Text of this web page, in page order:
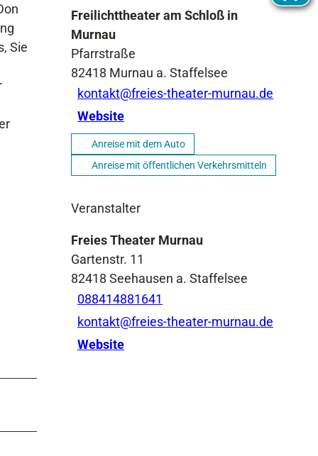
Sie
Freilichttheater am Schloß in
Murnau
Pfarrstraße
82418 Murnau a. Staffelsee
kontakt@freies-theater-murnau.de
Website
Anreise mit dem Auto
Anreise mit öffentlichen Verkehrsmitteln
Veranstalter
Freies Theater Murnau
Gartenstr. 11
82418 Seehausen a. Staffelsee
088414881641
kontakt@freies-theater-murnau.de
Website